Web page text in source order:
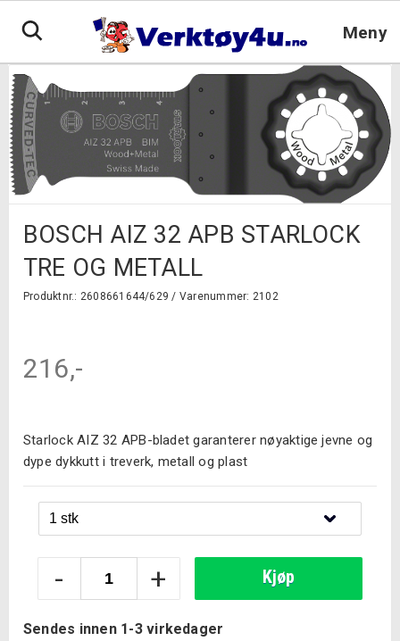
Meny
BOSCH AIZ 32 APB STARLOCK
TRE OG METALL
Produktnr.: 2608661644/629 / Varenummer: 2102
216,-
Starlock AIZ 32 APB-bladet garanterer nøyaktige jevne og
dype dykkutt i treverk, metall og plast
APB
- + Kjøp
Sendes innen 1-3 virkedager